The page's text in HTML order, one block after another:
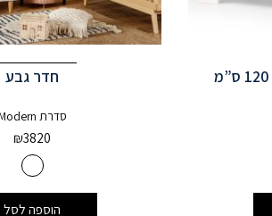
חדר גבע
סדרת Modern
₪3820
הוספה לסל